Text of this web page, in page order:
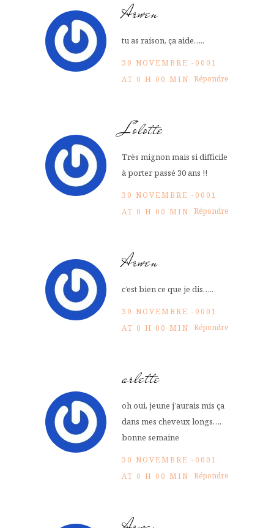
Arwen
tu as raison, ça aide…..
30 NOVEMBRE -0001
AT 0 H 00 MIN Répondre
Lolotte
Très mignon mais si difficile
à porter passé 30 ans !!
30 NOVEMBRE -0001
AT 0 H 00 MIN Répondre
Arwen
c’est bien ce que je dis…..
30 NOVEMBRE -0001
AT 0 H 00 MIN Répondre
arlette
oh oui, jeune j’aurais mis ça
dans mes cheveux longs….
bonne semaine
30 NOVEMBRE -0001
AT 0 H 00 MIN Répondre